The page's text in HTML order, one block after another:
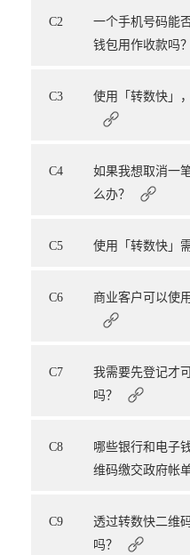
C2
一个手机号码能
钱包用作收款吗？
C3 使用「转数快」
C4
如果我想取消一
么办？
C5 使用「转数快」
C6 商业客户可以使
C7
我需要先登记才
吗？
C8
哪些银行和电子
维码缴交政府帐单
C9
透过转数快二维
吗？